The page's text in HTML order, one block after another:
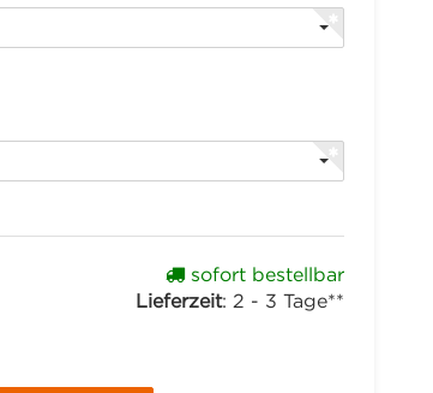
sofort bestellbar
Lieferzeit: 2 - 3 Tage**